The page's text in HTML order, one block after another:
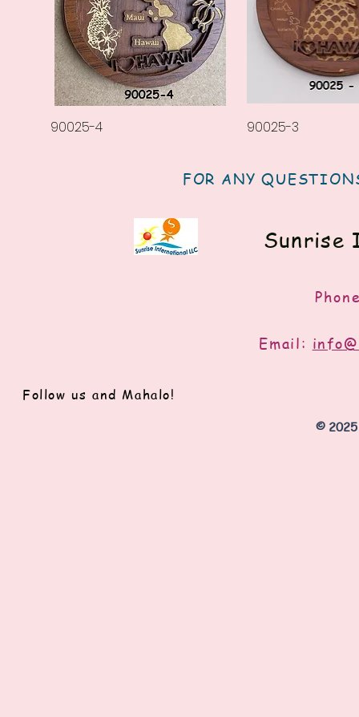
90025-3
90025-4
FOR ANY
Sunrise
Email:
Follow us and Mahalo!
© 2025